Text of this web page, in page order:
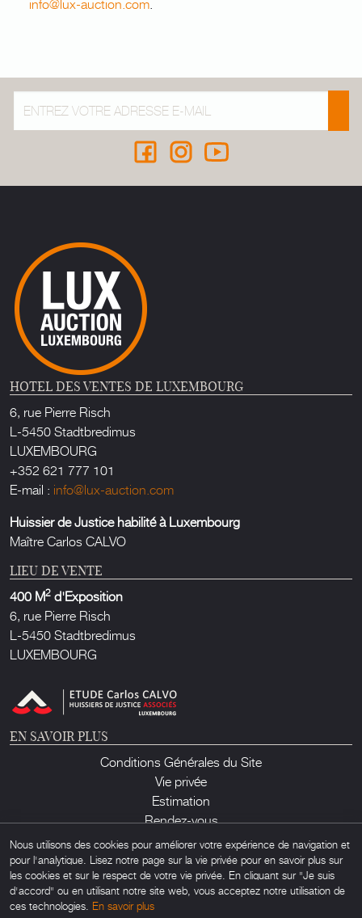
HOTEL DES VENTES DE LUXEMBOURG
6, rue Pierre Risch
L-5450 Stadtbredimus
LUXEMBOURG
+352 621 777 101
E-mail : info@lux-auction.com
Huissier de Justice habilité à Luxembourg
Maître Carlos CALVO
LIEU DE VENTE
400 M2 d'Exposition
6, rue Pierre Risch
L-5450 Stadtbredimus
LUXEMBOURG
EN SAVOIR PLUS
Conditions Générales du Site
Vie privée
Estimation
Rendez-vous
Contact
Nous utilisons des cookies pour améliorer votre expérience de navigation et
pour l'analytique. Lisez notre page sur la vie privée pour en savoir plus sur
les cookies et sur le respect de votre vie privée. En cliquant sur "Je suis
d'accord" ou en utilisant notre site web, vous acceptez notre utilisation de
ces technologies. En savoir plus